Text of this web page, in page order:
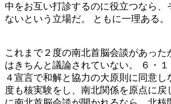
中をお互い打診するのに役立つなら、
ないという立場だ。 ともに一理ある。
これまで２度の南北首脳会談があった
はきちんと議論されていない。 ６・１
４宣言で和解と協力の大原則に同意し
度も核実験をし、南北関係を原点に戻